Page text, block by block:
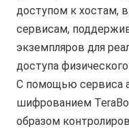
доступом к хостам,
сервисам,
экземпляров для
доступа
С помощью сервиса
шифрованием
образом